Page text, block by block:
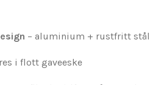
– aluminium + rustfritt stål
i flott gaveeske